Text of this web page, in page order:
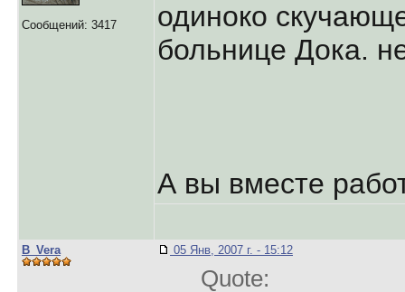
Сообщений: 3417
одиноко
больнице Дока.
А вы вместе
B_Vera 05 Янв, 2007 г. - 15:12
Quote: